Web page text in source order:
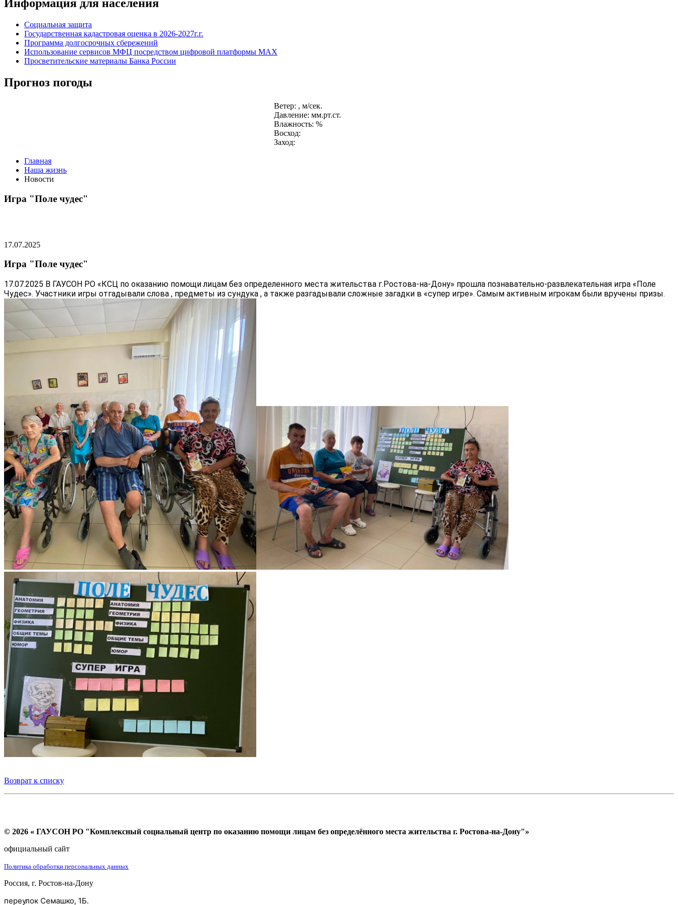
Информация для населения
Социальная защита
Государственная кадастровая оценка в 2026-2027г.г.
Программа долгосрочных сбережений
Использование сервисов МФЦ посредством цифровой платформы MAX
Просветительские материалы Банка России
Прогноз погоды
Ветер: , м/сек.
Давление: мм.рт.ст.
Влажность: %
Восход:
Заход:
Главная
Наша жизнь
Новости
Игра "Поле чудес"
17.07.2025
Игра "Поле чудес"
17.07.2025 В ГАУСОН РО «КСЦ по оказанию помощи лицам без определенного места жительства г.Ростова-на-Дону» прошла познавательно-развлекательная игра «Поле
Чудес». Участники игры отгадывали слова , предметы из сундука , а также разгадывали сложные загадки в «супер игре». Самым активным игрокам были вручены призы.
Возврат к списку
© 2026 « ГАУСОН РО "Комплексный социальный центр по оказанию помощи лицам без определённого места жительства г. Ростова-на-Дону"»
официальный сайт
Политика обработки персональных данных
Россия, г. Ростов-на-Дону
переулок Семашко, 1Б.